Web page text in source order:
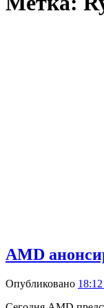
AMD
Опубликовано